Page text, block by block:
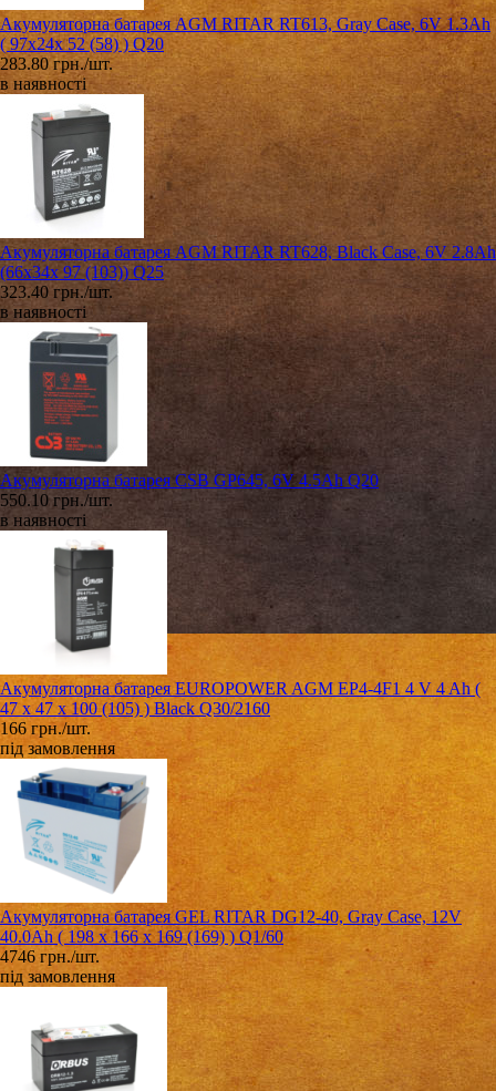
Акумуляторна батарея AGM RITAR RT613, Gray Case, 6V 1.3Ah
( 97х24х 52 (58) ) Q20
283.80 грн./шт.
в наявності
Акумуляторна батарея AGM RITAR RT628, Black Case, 6V 2.8Ah
(66х34х 97 (103)) Q25
323.40 грн./шт.
в наявності
Акумуляторна батарея CSB GP645, 6V 4.5Ah Q20
550.10 грн./шт.
в наявності
Акумуляторна батарея EUROPOWER AGM EP4-4F1 4 V 4 Ah (
47 x 47 x 100 (105) ) Black Q30/2160
166 грн./шт.
під замовлення
Акумуляторна батарея GEL RITAR DG12-40, Gray Case, 12V
40.0Ah ( 198 х 166 х 169 (169) ) Q1/60
4746 грн./шт.
під замовлення